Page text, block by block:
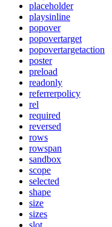
placeholder
playsinline
popover
popovertarget
popovertargetaction
poster
preload
readonly
referrerpolicy
rel
required
reversed
rows
rowspan
sandbox
scope
selected
shape
size
sizes
slot